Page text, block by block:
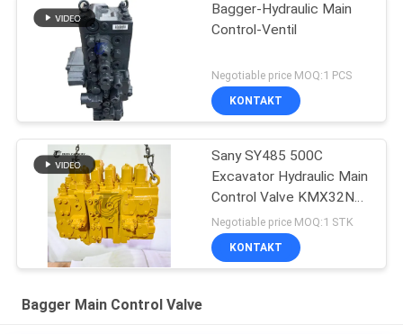
Bagger-Hydraulic Main
Control-Ventil
Negotiable price MOQ:1 PCS
KONTAKT
Sany SY485 500C
Excavator Hydraulic Main
Control Valve KMX32NA
High Quality
Negotiable price MOQ:1 STK
KONTAKT
Bagger Main Control Valve